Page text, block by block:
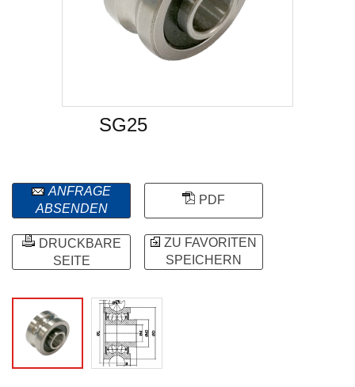
SG25
ANFRAGE
ABSENDEN
PDF
DRUCKBARE
SEITE
ZU FAVORITEN
SPEICHERN